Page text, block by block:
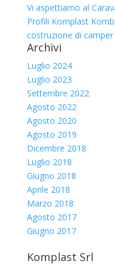
Vi aspettiamo al
Profili Komplast
costruzione di
Archivi
Luglio 2024
Luglio 2023
Settembre 2022
Agosto 2022
Agosto 2020
Agosto 2019
Dicembre 2018
Luglio 2018
Giugno 2018
Aprile 2018
Marzo 2018
Agosto 2017
Giugno 2017
Komplast Srl